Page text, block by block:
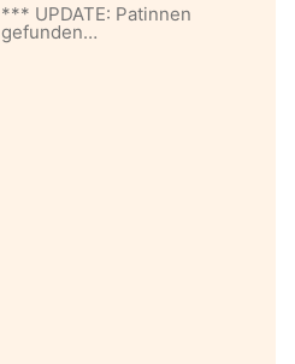
*** UPDATE: Patinnen
gefunden…